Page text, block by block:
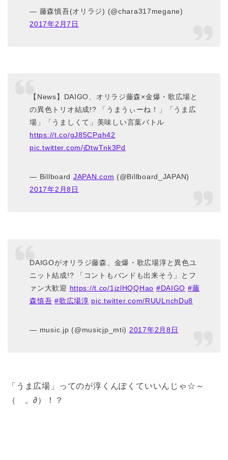
— 藤森慎吾(オリラジ) (@chara317megane)
2017年2月7日
【News】DAIGO、オリラジ藤森×金爆・歌広場と
の異色トリオ結成!? 「うまうぃーね！」「うま広
場」「うましくて」美味しい言葉バトル
https://t.co/gJ85CPqh42
pic.twitter.com/jDtwTnk3Pd
— Billboard JAPAN.com (@Billboard_JAPAN)
2017年2月8日
DAIGOがオリラジ藤森、金爆・歌広場淳と異色ユ
ニット結成!? 「コントもバンドも出来そう」とフ
ァン大歓迎 https://t.co/1jzlHQQHao #DAIGO #藤
森慎吾 #歌広場淳 pic.twitter.com/RUULnchDu8
— music.jp (@musicjp_mti) 2017年2月8日
「うま広場」ってのが淳くんぽくていいんじゃ☆～
（ゝ。∂）！？